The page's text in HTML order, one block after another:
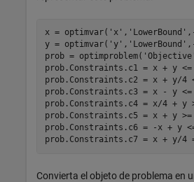
x = optimvar( 'x' , 'LowerBound'
y = optimvar( 'y' , 'LowerBound'
prob = optimproblem( 'Objective'
prob.Constraints.c1 = x + y
prob.Constraints.c2 = x + y/4
prob.Constraints.c3 = x - y
prob.Constraints.c4 = x/4 + y
prob.Constraints.c5 = x + y
prob.Constraints.c6 = -x + y
prob.Constraints.c7 = x + y/4
Convierta el objeto de problema en